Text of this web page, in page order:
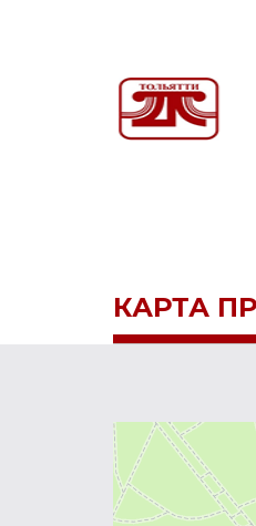
КАРТА